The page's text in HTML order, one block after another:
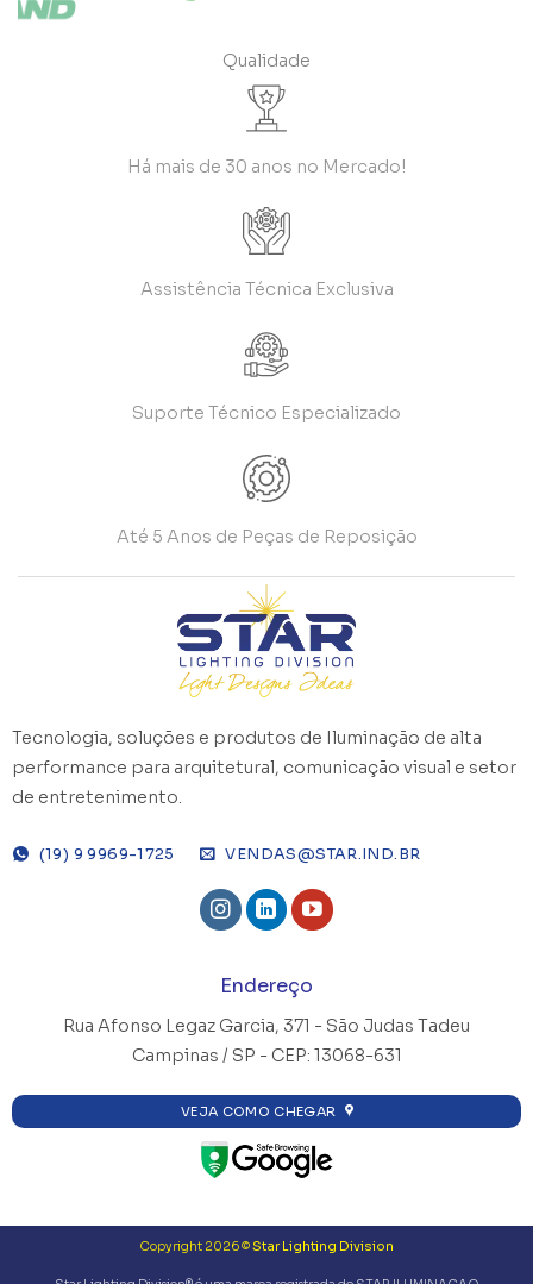
Qualidade
Há mais de 30 anos no Mercado!
Assistência Técnica Exclusiva
Suporte Técnico Especializado
Até 5 Anos de Peças de Reposição
Tecnologia, soluções e produtos de Iluminação de alta
performance para arquitetural, comunicação visual e setor
de entretenimento.
(19) 9 9969-1725 VENDAS@STAR.IND.BR
Endereço
Rua Afonso Legaz Garcia, 371 - São Judas Tadeu
Campinas / SP - CEP: 13068-631
VEJA COMO CHEGAR
Copyright 2026 ©Star Lighting Division